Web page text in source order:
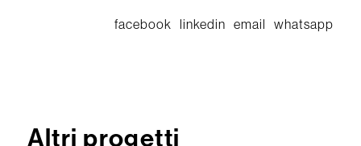
facebook linkedin email whatsapp
Altri progetti